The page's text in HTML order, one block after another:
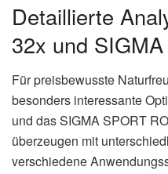
Detaillierte
32x und
Für preisbewusste
besonders interessante
und das SIGMA SPORT
überzeugen mit
verschiedene